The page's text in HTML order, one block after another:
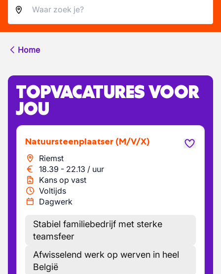
Home
TOPVACATURES VOOR
JOU
Natuursteenplaatser (M/V/X)
Riemst
18.39 - 22.13 / uur
Kans op vast
Voltijds
Dagwerk
Stabiel familiebedrijf met sterke
teamsfeer
Afwisselend werk op werven in heel
België